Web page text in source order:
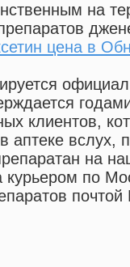
на
цена в
клиентов,
аптеке вслух,
на
по